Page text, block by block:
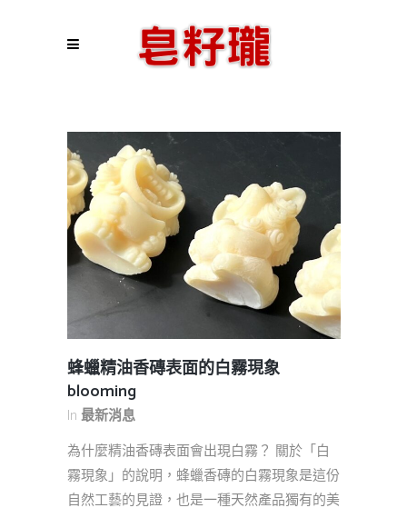
蜂蠟精油香磚表面的白霧現象
blooming
In 最新消息
為什麼精油香磚表面會出現白霧？ 關於「白
霧現象」的說明，蜂蠟香磚的白霧現象是這份
自然工藝的見證，也是一種天然產品獨有的美